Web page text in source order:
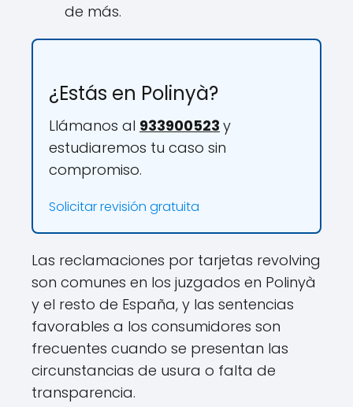
de más.
¿Estás en Polinyà?
Llámanos al 933900523 y
estudiaremos tu caso sin
compromiso.
Solicitar revisión gratuita
Las reclamaciones por tarjetas revolving
son comunes en los juzgados en Polinyà
y el resto de España, y las sentencias
favorables a los consumidores son
frecuentes cuando se presentan las
circunstancias de usura o falta de
transparencia.